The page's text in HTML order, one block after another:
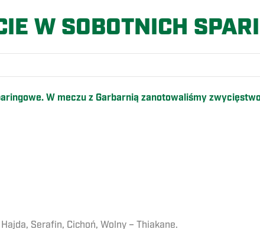
W SOBOTNICH
W meczu z Garbarnią zanotowaliśmy
Serafin, Cichoń, Wolny – Thiakane.